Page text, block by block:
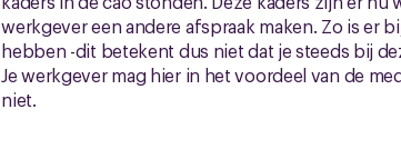
werkgever een andere afspraak maken. Zo is er
hebben -dit betekent dus niet dat je steeds bij
Je werkgever mag hier in het voordeel van de
niet.